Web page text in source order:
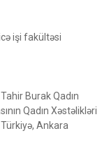
işi fakültəsi
Burak Qadın
Qadın Xəstəlikləri
Ankara